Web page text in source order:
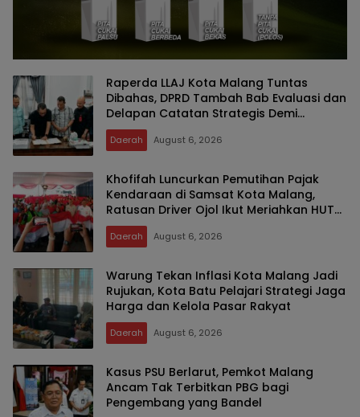
Raperda LLAJ Kota Malang Tuntas
Dibahas, DPRD Tambah Bab Evaluasi dan
Delapan Catatan Strategis Demi
Keselamatan Warga
Daerah August 6, 2026
Khofifah Luncurkan Pemutihan Pajak
Kendaraan di Samsat Kota Malang,
Ratusan Driver Ojol Ikut Meriahkan HUT
RI
Daerah August 6, 2026
Warung Tekan Inflasi Kota Malang Jadi
Rujukan, Kota Batu Pelajari Strategi Jaga
Harga dan Kelola Pasar Rakyat
Daerah August 6, 2026
Kasus PSU Berlarut, Pemkot Malang
Ancam Tak Terbitkan PBG bagi
Pengembang yang Bandel